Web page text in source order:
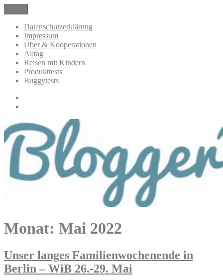
Inhalt
springen
BloggerMumOf3Boys Mamablog
Mamablog über das Leben mit drei Kindern mit Produkttests und
Alltagsthemen
Datenschutzerklärung
Impressum
Über & Kooperationen
Alltag
Reisen mit Kindern
Produkttests
Buggytests
Monat: Mai 2022
Unser langes Familienwochenende in
Berlin – WiB 26.-29. Mai